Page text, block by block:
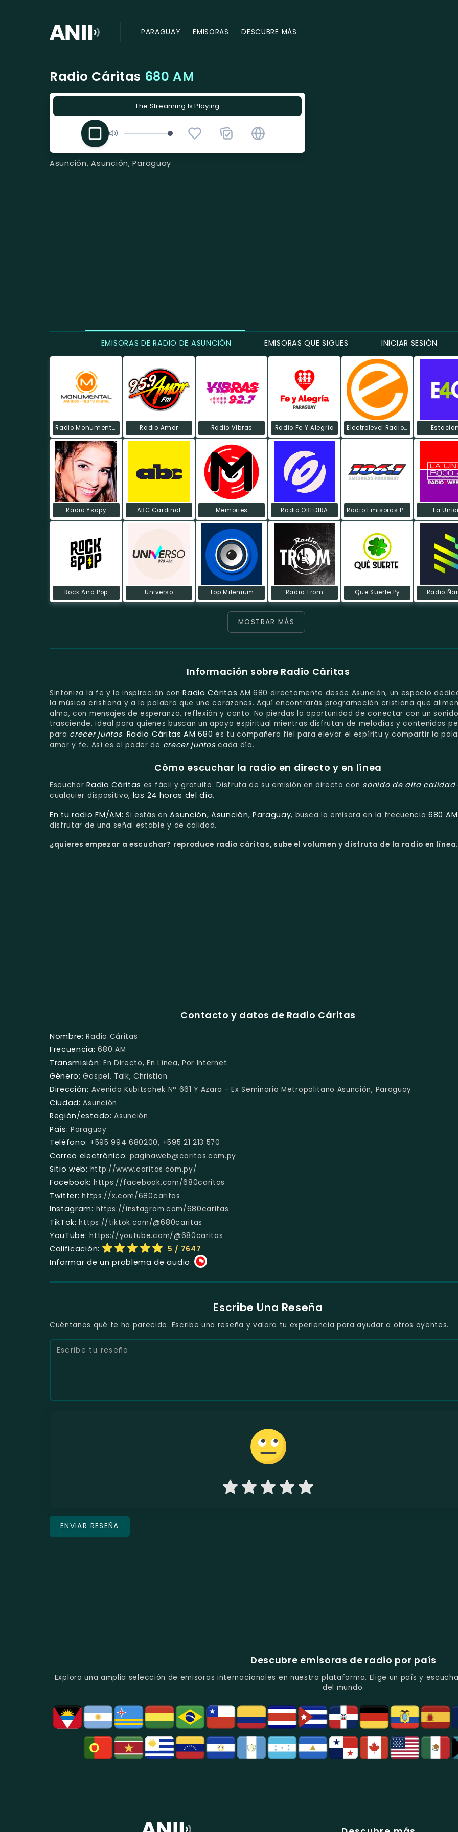
PARAGUAY EMISORAS DESCUBRE MÁS
Radio Cáritas 680 AM
The Streaming Is Playing
Asunción, Asunción, Paraguay
EMISORAS DE RADIO DE ASUNCIÓN EMISORAS QUE SIGUES INICIAR SESIÓN
Radio Monumental Radio Amor Radio Vibras Radio Fe Y Alegría Electrolevel Radiomix
Radio Ysapy ABC Cardinal Memories Radio OBEDIRA Radio Emisoras Paraguay La
Rock And Pop Universo Top Milenium Radio Trom Que Suerte Py Radio
MOSTRAR MÁS
Información sobre Radio Cáritas
Sintoniza la fe y la inspiración conRadio Cáritas AM 680 directamente desde Asunción, un espacio
la música cristiana y a la palabra que une corazones. Aquí encontrarás programación cristiana que
alma, con mensajes de esperanza, reflexión y canto. No pierdas la oportunidad de conectar con un
trasciende, ideal para quienes buscan un apoyo espiritual mientras disfrutan de melodías y contenidos
para crecer juntos. Radio Cáritas AM 680 es tu compañera fiel para elevar el espíritu y compartir la
amor y fe. Así es el poder de crecer juntos cada día.
Cómo escuchar la radio en directo y en línea
EscucharRadio Cáritas es fácil y gratuito. Disfruta de su emisión en directo con sonido de alta calidad
cualquier dispositivo, las 24 horas del día.
En tu radio FM/AM: Si estás enAsunción, Asunción, Paraguay, busca la emisora en la frecuencia680 AM
disfrutar de una señal estable y de calidad.
¿quieres empezar a escuchar? reproduce radio cáritas, sube el volumen y disfruta de la radio en línea.
Contacto y datos de Radio Cáritas
Nombre: Radio Cáritas
Frecuencia: 680 AM
Transmisión: En Directo, En Línea, Por Internet
Género: Gospel, Talk, Christian
Dirección: Avenida Kubitschek N° 661 Y Azara - Ex Seminario Metropolitano Asunción, Paraguay
Ciudad: Asunción
Región/estado: Asunción
País: Paraguay
Teléfono: +595 994 680200, +595 21 213 570
Correo electrónico: paginaweb@caritas.com.py
Sitio web: http://www.caritas.com.py/
Facebook: https://facebook.com/680caritas
Twitter: https://x.com/680caritas
Instagram: https://instagram.com/680caritas
TikTok: https://tiktok.com/@680caritas
YouTube: https://youtube.com/@680caritas
Calificación: 5 / 7647
Informar de un problema de audio:
Escribe Una Reseña
Cuéntanos qué te ha parecido. Escribe una reseña y valora tu experiencia para ayudar a otros oyentes.
Descubre emisoras de radio por país
Explora una amplia selección de emisoras internacionales en nuestra plataforma. Elige un país y
del mundo.